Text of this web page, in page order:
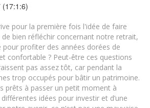
(17:1:6)
pour la première fois l'idée de faire
bien réfléchir concernant notre retrait,
profiter des années dorées de
confortable ? Peut-être ces questions
pas assez tôt, car pendant la
trop occupés pour bâtir un patrimoine.
prêts à passer un petit moment à
idées pour investir et d’une